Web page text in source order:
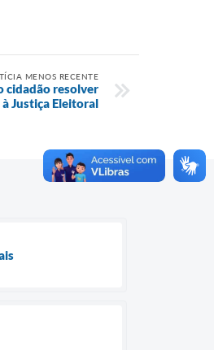
MENOS RECENTE
cidadão resolver
Justiça Eleitoral